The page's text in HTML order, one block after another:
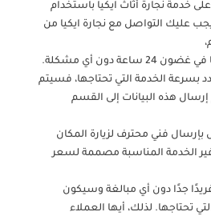
خدمة نجارة أثاث ايكيا باستخدام
يجب عليك التواصل مع نجارة ايكيا من
دون أي مشكلة.
بسرعة الخدمة التي تحتاجها، فسيتم
إرسال هذه البيانات إلى القسم
فني محترف لزيارة المكان
الخدمة المناسبة مصممة لسعر
جدًا دون أي مبالغة وسيكون
تحتاجها. لذلك، أيها العملاء